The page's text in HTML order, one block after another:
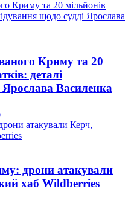
Криму та 20
деталі
Ярослава Василенка
дрони атакували
хаб Wildberries